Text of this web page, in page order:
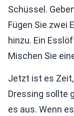
Schüssel.
Fügen Sie zwei
hinzu. Ein
Mischen Sie
Jetzt ist es
Dressing sollte
es aus. Wenn